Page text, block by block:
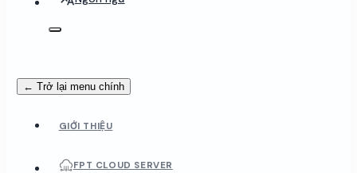
← Trở lại menu chính
GIỚI THIỆU
FPT CLOUD SERVER